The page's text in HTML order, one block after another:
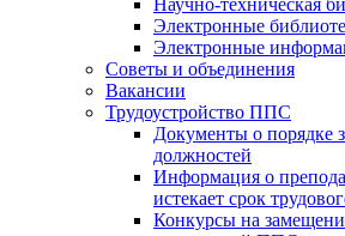
Научно-техническая
Электронные
Электронные
Советы и объединения
Вакансии
Трудоустройство ППС
Документы о порядке
должностей
Информация о
истекает срок
Конкурсы на